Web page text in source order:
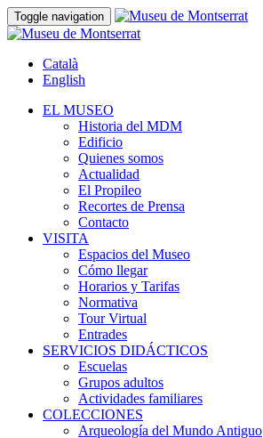
Toggle navigation
Català
English
EL MUSEO
Historia del MDM
Edificio
Quienes somos
Actualidad
El Propileo
Recortes de Prensa
Contacto
VISITA
Espacios del Museo
Cómo llegar
Horarios y Tarifas
Normativa
Tour Virtual
Entrades
SERVICIOS DIDÁCTICOS
Escuelas
Grupos adultos
Actividades familiares
COLECCIONES
Arqueología del Mundo Antiguo